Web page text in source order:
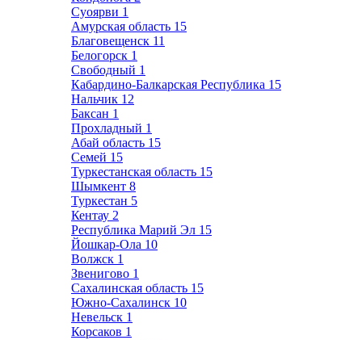
Суоярви 1
Амурская область 15
Благовещенск 11
Белогорск 1
Свободный 1
Кабардино-Балкарская Республика 15
Нальчик 12
Баксан 1
Прохладный 1
Абай область 15
Семей 15
Туркестанская область 15
Шымкент 8
Туркестан 5
Кентау 2
Республика Марий Эл 15
Йошкар-Ола 10
Волжск 1
Звенигово 1
Сахалинская область 15
Южно-Сахалинск 10
Невельск 1
Корсаков 1